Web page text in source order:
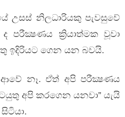
උසස් නිලධාරියකු පැවසුවේ
පරීක්‍ෂණය ක්‍රියාත්මක වූවා
ඉදිරියට ගෙන යන බවයි.
නෑ. ඒත් අපි පරීක්‍ෂණය
අපි කරගෙන යනවා” යැයි